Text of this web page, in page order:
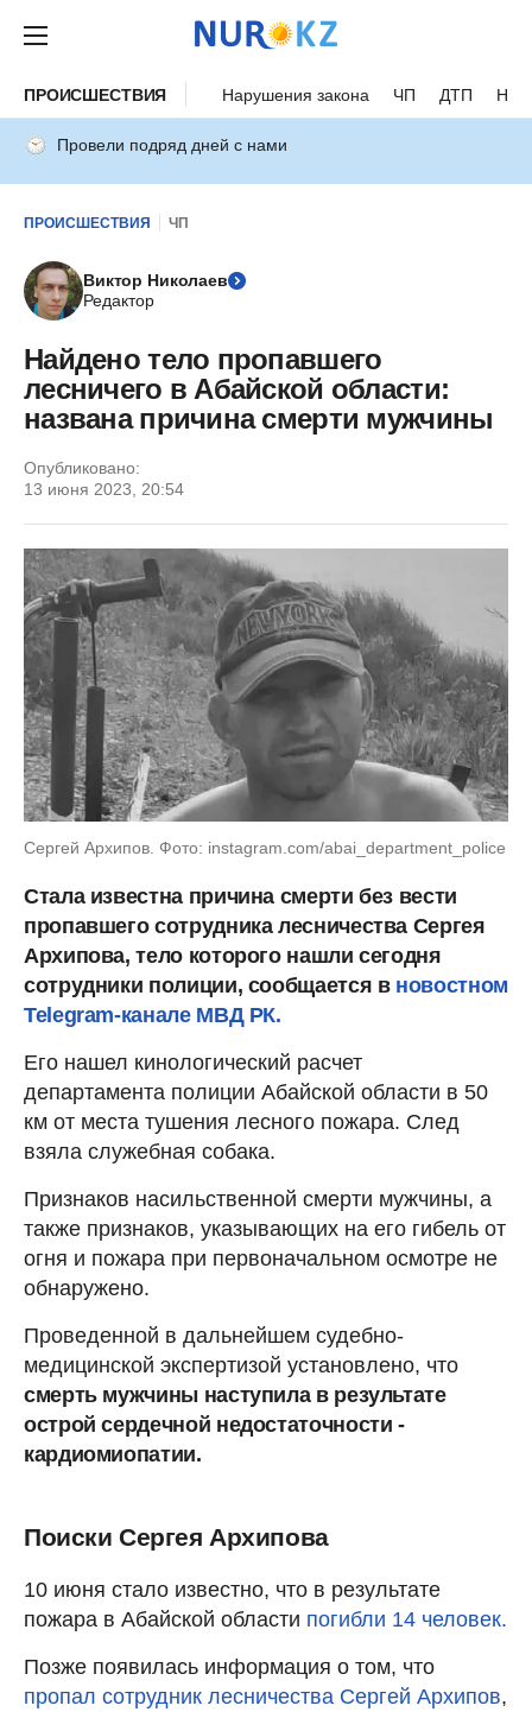
ПРОИСШЕСТВИЯ Нарушения закона ЧП ДТП
Провели подряд дней с нами
ПРОИСШЕСТВИЯ ЧП
Виктор Николаев
Редактор
Найдено тело пропавшего
лесничего в Абайской области:
названа причина смерти мужчины
Опубликовано:
13 июня 2023, 20:54
Сергей Архипов. Фото: instagram.com/abai_department_police
Стала известна причина смерти без вести
пропавшего сотрудника лесничества Сергея
Архипова, тело которого нашли сегодня
сотрудники полиции, сообщается в новостном
Telegram-канале МВД РК.
Его нашел кинологический расчет
департамента полиции Абайской области в 50
км от места тушения лесного пожара. След
взяла служебная собака.
Признаков насильственной смерти мужчины, а
также признаков, указывающих на его гибель от
огня и пожара при первоначальном осмотре не
обнаружено.
Проведенной в дальнейшем судебно-
медицинской экспертизой установлено, что
смерть мужчины наступила в результате
острой сердечной недостаточности -
кардиомиопатии.
Поиски Сергея Архипова
10 июня стало известно, что в результате
пожара в Абайской области погибли 14 человек.
Позже появилась информация о том, что
пропал сотрудник лесничества Сергей Архипов,